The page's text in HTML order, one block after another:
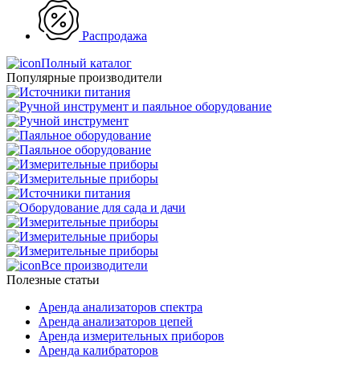
Распродажа
Полный каталог
Популярные производители
Все производители
Полезные статьи
Аренда анализаторов спектра
Аренда анализаторов цепей
Аренда измерительных приборов
Аренда калибраторов